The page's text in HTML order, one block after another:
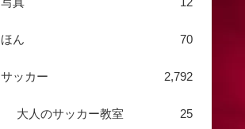
ほん 70
サッカー 2,792
大人のサッカー教室 25